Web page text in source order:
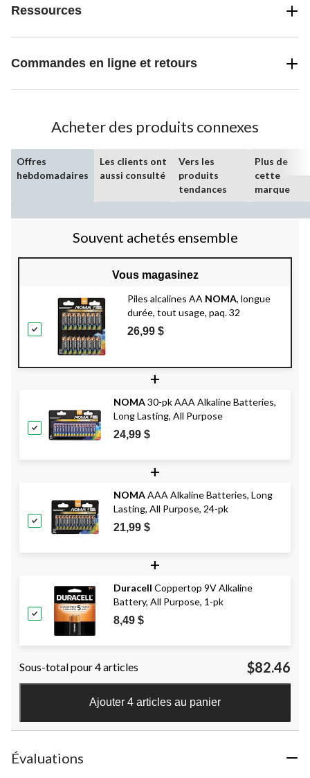
Ressources
Commandes en ligne et retours
Acheter des produits connexes
Offres
hebdomadaires
Les clients ont
aussi consulté
Vers les
produits
tendances
Plus de
cette
marque
Souvent achetés ensemble
Vous magasinez
Piles alcalines AA NOMA, longue
durée, tout usage, paq. 32
26,99 $
+
NOMA30-pk AAA Alkaline Batteries,
Long Lasting, All Purpose
24,99 $
+
NOMAAAA Alkaline Batteries, Long
Lasting, All Purpose, 24-pk
21,99 $
+
Duracell Coppertop 9V Alkaline
Battery, All Purpose, 1-pk
8,49 $
Sous-total pour 4 articles $82.46
Ajouter 4 articles au panier
Évaluations